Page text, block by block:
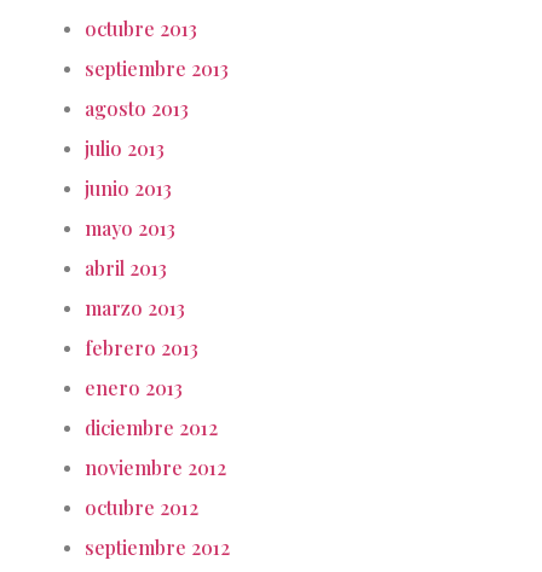
octubre 2013
septiembre 2013
agosto 2013
julio 2013
junio 2013
mayo 2013
abril 2013
marzo 2013
febrero 2013
enero 2013
diciembre 2012
noviembre 2012
octubre 2012
septiembre 2012